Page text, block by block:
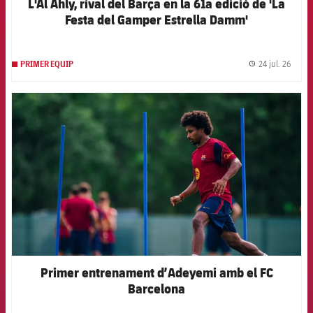
L'Al Ahly, rival del Barça en la 61a edició de 'La
Festa del Gamper Estrella Damm'
PRIMER EQUIP 24 jul. 26
FCB Barcelona badge
Primer entrenament d’Adeyemi amb el FC
Barcelona